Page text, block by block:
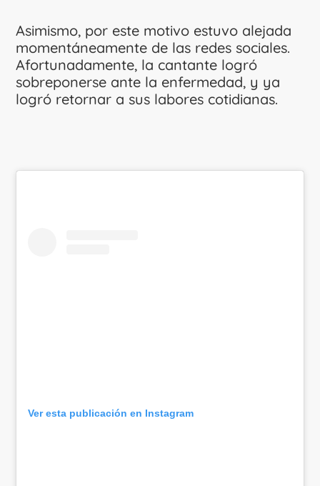
Asimismo, por este motivo estuvo alejada
momentáneamente de las redes sociales.
Afortunadamente, la cantante logró
sobreponerse ante la enfermedad, y ya
logró retornar a sus labores cotidianas.
Ver esta publicación en Instagram